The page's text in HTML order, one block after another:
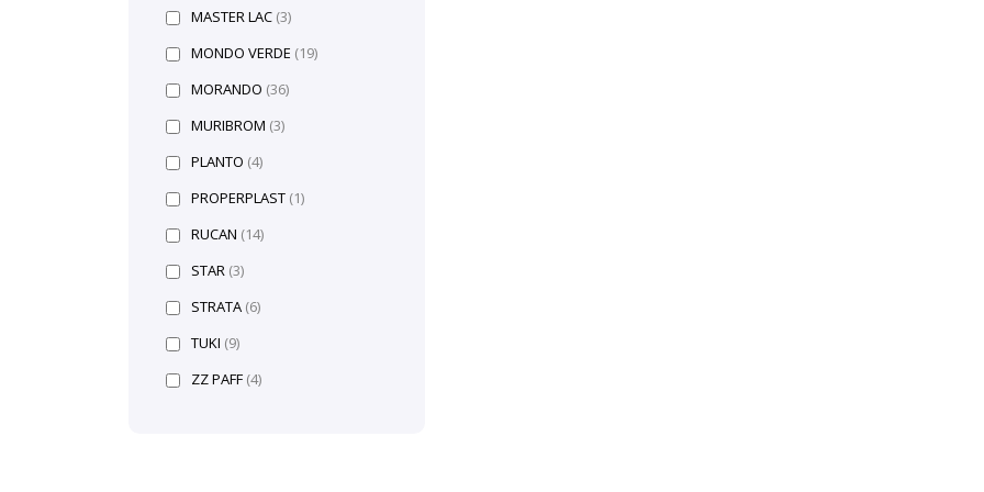
MASTER LAC (3)
MONDO VERDE (19)
MORANDO (36)
MURIBROM (3)
PLANTO (4)
PROPERPLAST (1)
RUCAN (14)
STAR (3)
STRATA (6)
TUKI (9)
ZZ PAFF (4)